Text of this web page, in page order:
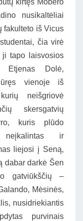
kirtęs Mobero
nusikaltėliai
fakulteto iš Vicus
čia virė
ji tapo laisvosios
Etjenas Dolė,
vienoje iš
neišgriovė
skersgatvių
kuris plūdo
ir
liejosi į Seną,
dabar darkė Šen
gatviūkščių –
Mėsinės,
nusidriekiantis
purvinais